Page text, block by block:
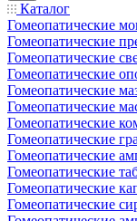
Каталог
Гомеопатические
Гомеопатические
Гомеопатические
Гомеопатические
Гомеопатические
Гомеопатические
Гомеопатические
Гомеопатические
Гомеопатические
Гомеопатические
Гомеопатические
Гомеопатические